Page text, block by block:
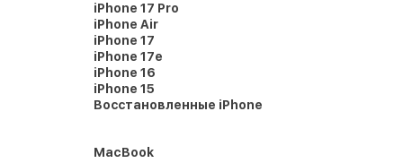
iPhone 17 Pro
iPhone Air
iPhone 17
iPhone 17e
iPhone 16
iPhone 15
Восстановленные iPhone
MacBook